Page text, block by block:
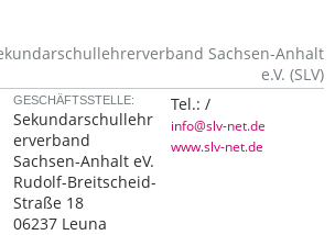
Sachsen-Anhalt
e.V. (SLV)
GESCHÄFTSSTELLE:
Sekundarschullehr
erverband
Sachsen-Anhalt eV.
Rudolf-Breitscheid-
Straße 18
06237 Leuna
Tel.:/
info@slv-net.de
www.slv-net.de